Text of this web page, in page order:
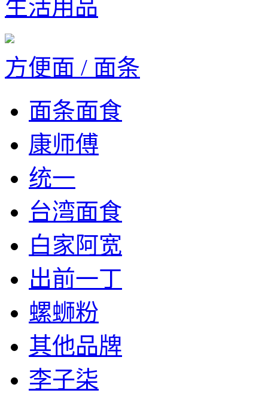
生活用品
方便面 / 面条
面条面食
康师傅
统一
台湾面食
白家阿宽
出前一丁
螺蛳粉
其他品牌
李子柒